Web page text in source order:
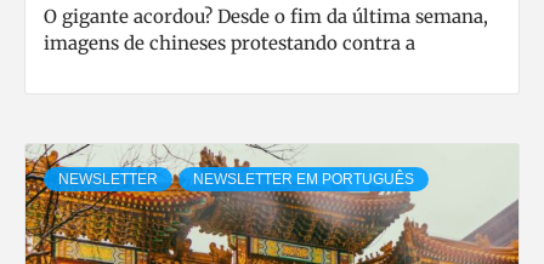
O gigante acordou? Desde o fim da última semana,
imagens de chineses protestando contra a
NEWSLETTER NEWSLETTER EM PORTUGUÊS